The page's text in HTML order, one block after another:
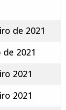
de 2021
2021
2021
2021